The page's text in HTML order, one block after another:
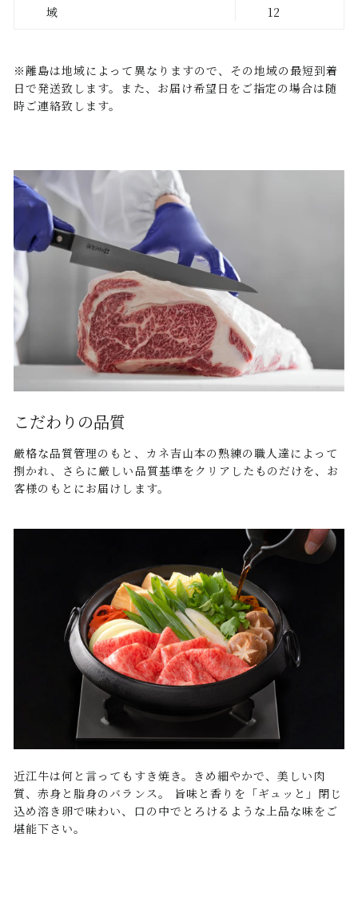
域
12
※離島は地域によって異なりますので、その地域の最短到着
日で発送致します。また、お届け希望日をご指定の場合は随
時ご連絡致します。
こだわりの品質
厳格な品質管理のもと、カネ吉山本の熟練の職人達によって
捌かれ、さらに厳しい品質基準をクリアしたものだけを、お
客様のもとにお届けします。
近江牛は何と言ってもすき焼き。きめ細やかで、美しい肉
質、赤身と脂身のバランス。 旨味と香りを「ギュッと」閉じ
込め溶き卵で味わい、口の中でとろけるような上品な味をご
堪能下さい。